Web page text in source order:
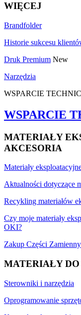
WIĘCEJ
Brandfolder
Historie sukcesu
Druk Premium New
Narzędzia
WSPARCIE
WSPARCIE
MATERIAŁY
AKCESORIA
Materiały
Aktualności dotyczące
Recykling materiałów
Czy moje materiały
OKI?
Zakup Części
MATERIAŁY
Sterowniki i narzędzia
Oprogramowanie